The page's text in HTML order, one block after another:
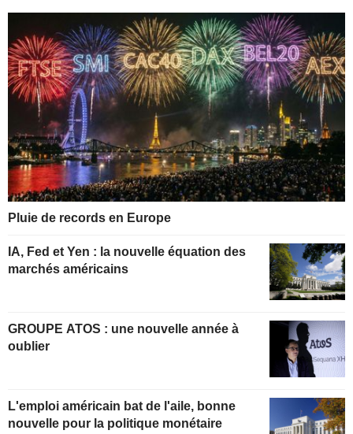
Pluie de records en Europe
IA, Fed et Yen : la nouvelle équation des
marchés américains
GROUPE ATOS : une nouvelle année à
oublier
L'emploi américain bat de l'aile, bonne
nouvelle pour la politique monétaire